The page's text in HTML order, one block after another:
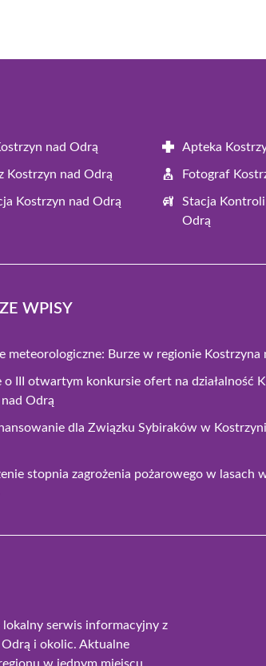
nad Odrą Apteka
Kostrzyn nad Odrą Fotograf
Kostrzyn nad Odrą
Stacja
Odrą
WPISY
meteorologiczne: Burze w regionie Kostrzyna
o III otwartym konkursie ofert na działalność
Odrą
dla Związku Sybiraków w
stopnia zagrożenia pożarowego w lasach
serwis informacyjny z
Odrą i okolic. Aktualne